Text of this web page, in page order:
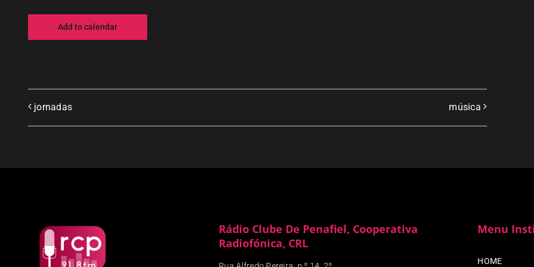
Add to calendar
jornadas música
Rádio Clube De Penafiel, Cooperativa
Radiofónica, CRL
Menu
HOME